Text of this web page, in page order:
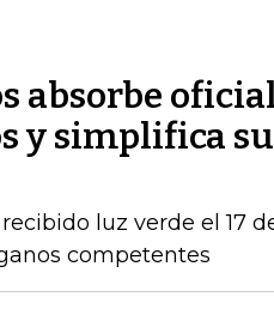
absorbe
y simplifica su
luz verde el 17
competentes